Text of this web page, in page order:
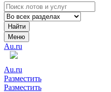
Найти
Меню
Au.ru
Au.ru
Разместить
Разместить